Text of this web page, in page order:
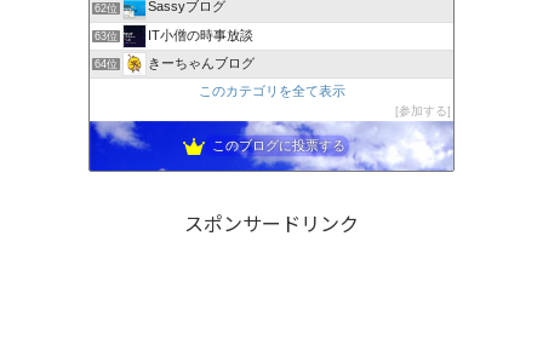
62位 Sassyブログ
63位 IT小僧の時事放談
64位
きーちゃんブログ
このカテゴリを全て表示
参加する
このブログに投票する
スポンサードリンク